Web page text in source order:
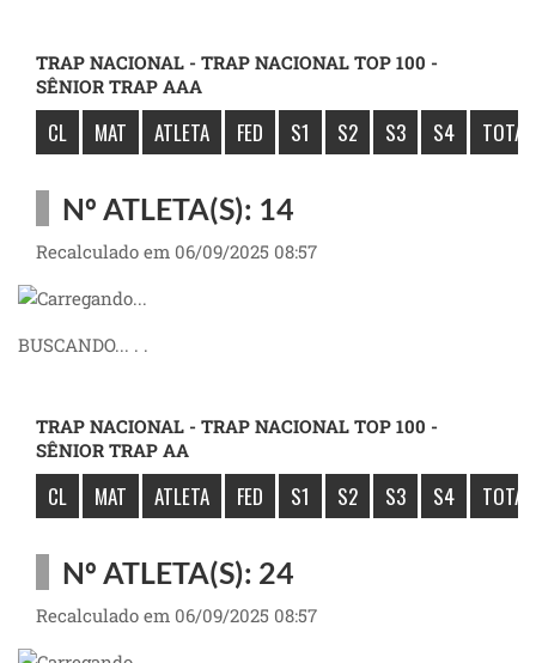
TRAP NACIONAL - TRAP NACIONAL TOP 100 -
SÊNIOR TRAP AAA
CL MAT ATLETA FED S1 S2 S3 S4 TOTAL
Nº ATLETA(S): 14
Recalculado em 06/09/2025 08:57
BUSCANDO... . .
TRAP NACIONAL - TRAP NACIONAL TOP 100 -
SÊNIOR TRAP AA
CL MAT ATLETA FED S1 S2 S3 S4 TOTAL
Nº ATLETA(S): 24
Recalculado em 06/09/2025 08:57